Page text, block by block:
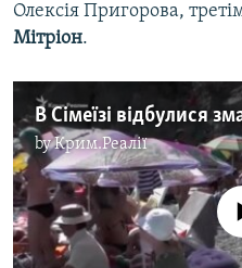
Олексія Пригорова,
Мітріон.
byКрим.Реалії
No media